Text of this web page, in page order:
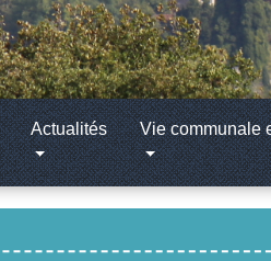
Actualités Vie communale